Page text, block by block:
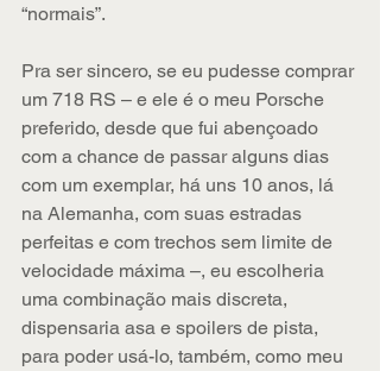
“normais”.
Pra ser sincero, se eu pudesse comprar
um 718 RS – e ele é o meu Porsche
preferido, desde que fui abençoado
com a chance de passar alguns dias
com um exemplar, há uns 10 anos, lá
na Alemanha, com suas estradas
perfeitas e com trechos sem limite de
velocidade máxima –, eu escolheria
uma combinação mais discreta,
dispensaria asa e spoilers de pista,
para poder usá-lo, também, como meu